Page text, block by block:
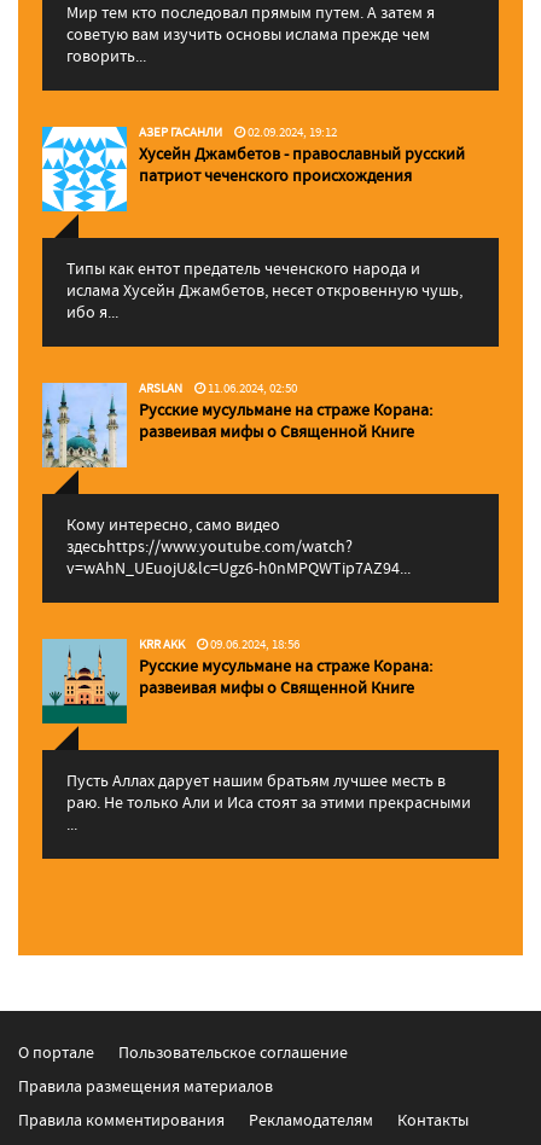
Мир тем кто последовал прямым путем. А затем я
советую вам изучить основы ислама прежде чем
говорить...
АЗЕР ГАСАНЛИ 02.09.2024, 19:12
Хусейн Джамбетов - православный русский
патриот чеченского происхождения
Типы как ентот предатель чеченского народа и
ислама Хусейн Джамбетов, несет откровенную чушь,
ибо я...
ARSLAN 11.06.2024, 02:50
Русские мусульмане на страже Корана:
pазвеивая мифы о Священной Книге
Кому интересно, само видео
здесьhttps://www.youtube.com/watch?
v=wAhN_UEuojU&lc=Ugz6-h0nMPQWTip7AZ94...
KRR AKK 09.06.2024, 18:56
Русские мусульмане на страже Корана:
pазвеивая мифы о Священной Книге
Пусть Аллах дарует нашим братьям лучшее месть в
раю. Не только Али и Иса стоят за этими прекрасными
...
О портале
Пользовательское соглашение
Правила размещения материалов
Правила комментирования
Рекламодателям Контакты